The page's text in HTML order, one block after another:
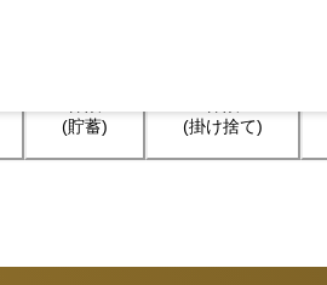
(貯蓄)
(掛け捨て)